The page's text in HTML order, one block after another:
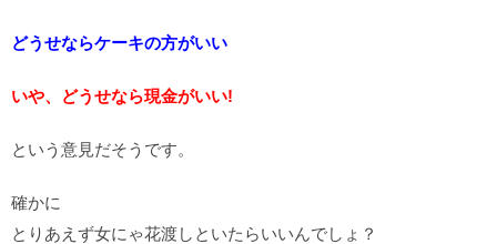
どうせならケーキの方がいい
いや、どうせなら現金がいい!
という意見だそうです。
確かに
とりあえず女にゃ花渡しといたらいいんでしょ？